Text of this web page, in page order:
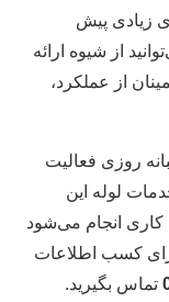
زیادی پیش
از شیوه ارائه
از عملکرد،
روزی فعالیت
است، خدمات لوله این
کاری انجام می‌شود
کسب اطلاعات
تماس بگیرید.